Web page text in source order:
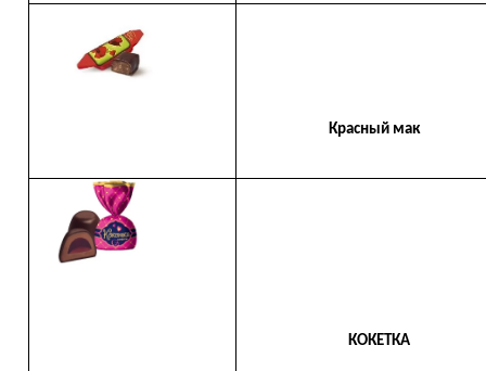
Красный мак
КОКЕТКА